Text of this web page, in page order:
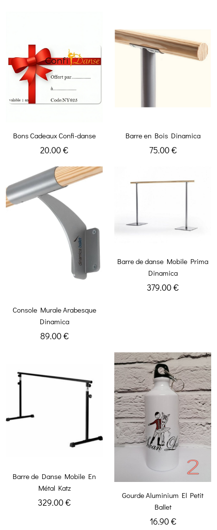
Bons Cadeaux Confi-danse
20.00 €
Barre en Bois Dinamica
75.00 €
Console Murale Arabesque
Dinamica
89.00 €
Barre de danse Mobile Prima
Dinamica
379.00 €
Barre de Danse Mobile En
Métal Katz
329.00 €
Gourde Aluminium El Petit
Ballet
16.90 €